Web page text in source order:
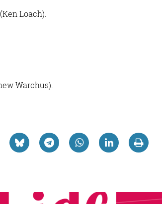
Loach).
Warchus).